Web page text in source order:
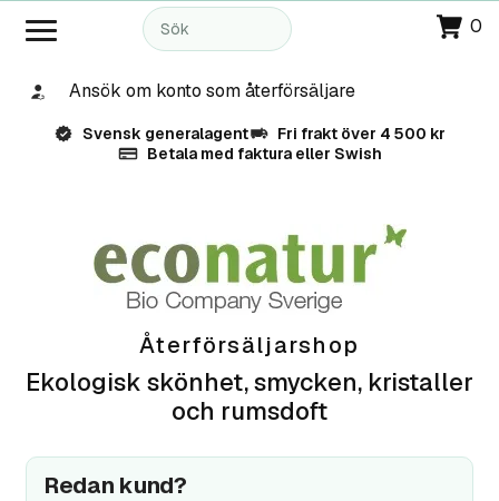
0
Ansök om konto som återförsäljare
Svensk generalagent
Fri frakt över 4 500 kr
Betala med faktura eller Swish
Återförsäljarshop
Ekologisk skönhet, smycken, kristaller
och rumsdoft
Redan kund?